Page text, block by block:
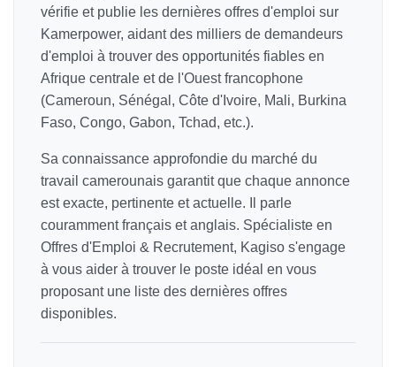
vérifie et publie les dernières offres d'emploi sur
Kamerpower, aidant des milliers de demandeurs
d'emploi à trouver des opportunités fiables en
Afrique centrale et de l'Ouest francophone
(Cameroun, Sénégal, Côte d'Ivoire, Mali, Burkina
Faso, Congo, Gabon, Tchad, etc.).
Sa connaissance approfondie du marché du
travail camerounais garantit que chaque annonce
est exacte, pertinente et actuelle. Il parle
couramment français et anglais. Spécialiste en
Offres d'Emploi & Recrutement, Kagiso s'engage
à vous aider à trouver le poste idéal en vous
proposant une liste des dernières offres
disponibles.